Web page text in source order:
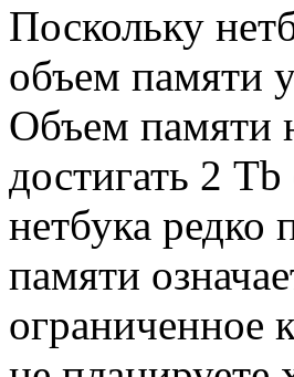
Поскольку
объем памяти
Объем памяти
достигать 2
нетбука
памяти
ограниченное